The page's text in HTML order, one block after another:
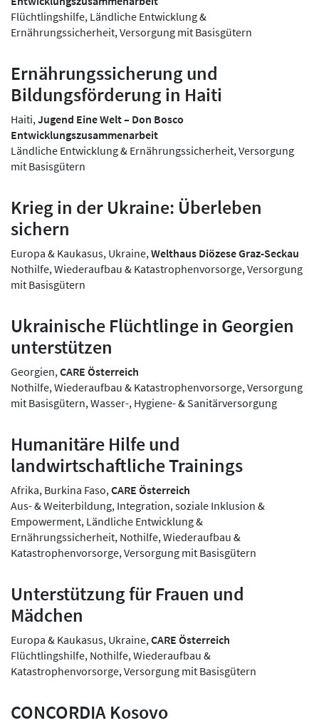
Flüchtlingshilfe, Ländliche Entwicklung &
Ernährungssicherheit, Versorgung mit Basisgütern
Ernährungssicherung und
Bildungsförderung in Haiti
Haiti, Jugend Eine Welt – Don Bosco
Entwicklungszusammenarbeit
Ländliche Entwicklung & Ernährungssicherheit, Versorgung
mit Basisgütern
Krieg in der Ukraine: Überleben
sichern
Europa & Kaukasus, Ukraine, Welthaus Diözese Graz-Seckau
Nothilfe, Wiederaufbau & Katastrophenvorsorge, Versorgung
mit Basisgütern
Ukrainische Flüchtlinge in Georgien
unterstützen
Georgien, CARE Österreich
Nothilfe, Wiederaufbau & Katastrophenvorsorge, Versorgung
mit Basisgütern, Wasser-, Hygiene- & Sanitärversorgung
Humanitäre Hilfe und
landwirtschaftliche Trainings
Afrika, Burkina Faso, CARE Österreich
Aus- & Weiterbildung, Integration, soziale Inklusion &
Empowerment, Ländliche Entwicklung &
Ernährungssicherheit, Nothilfe, Wiederaufbau &
Katastrophenvorsorge, Versorgung mit Basisgütern
Unterstützung für Frauen und
Mädchen
Europa & Kaukasus, Ukraine, CARE Österreich
Flüchtlingshilfe, Nothilfe, Wiederaufbau &
Katastrophenvorsorge, Versorgung mit Basisgütern
CONCORDIA Kosovo